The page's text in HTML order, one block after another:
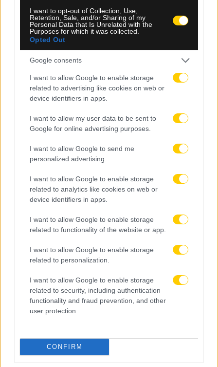
I want to opt-out of Collection, Use,
Retention, Sale, and/or Sharing of my
Personal Data that Is Unrelated with the
Purposes for which it was collected.
Opted Out
Google consents
I want to allow Google to enable storage
related to advertising like cookies on web or
device identifiers in apps.
I want to allow my user data to be sent to
Google for online advertising purposes.
I want to allow Google to send me
personalized advertising.
I want to allow Google to enable storage
related to analytics like cookies on web or
device identifiers in apps.
I want to allow Google to enable storage
related to functionality of the website or app.
I want to allow Google to enable storage
related to personalization.
I want to allow Google to enable storage
related to security, including authentication
functionality and fraud prevention, and other
user protection.
CONFIRM
08.08.2026, 00:15
ΑΕΚ: Τελευταίο τεστ απέναντι πριν από την
έναρξη των επίσημων υποχρεώσεων